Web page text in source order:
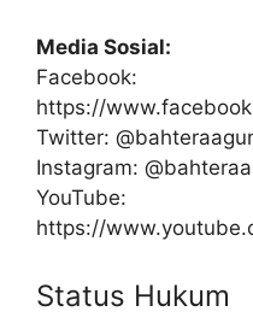
Media Sosial:
Facebook:
https://
Twitter:
Instagram:
YouTube:
https://
Status Hukum